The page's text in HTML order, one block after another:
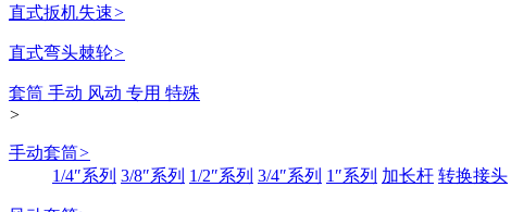
直式扳机失速>
直式弯头棘轮>
套筒 手动 风动 专用 特殊
>
手动套筒>
1/4″系列 3/8″系列 1/2″系列 3/4″系列 1″系列 加长杆 转换接头